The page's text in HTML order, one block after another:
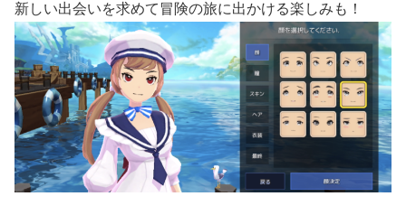
新しい出会いを求めて冒険の旅に出かける楽しみも！